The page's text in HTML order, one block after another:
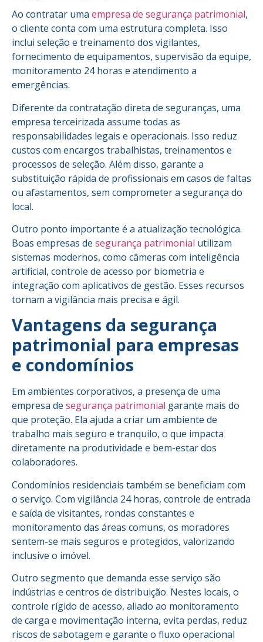
Ao contratar uma empresa de segurança patrimonial,
o cliente conta com uma estrutura completa. Isso
inclui seleção e treinamento dos vigilantes,
fornecimento de equipamentos, supervisão da equipe,
monitoramento 24 horas e atendimento a
emergências.
Diferente da contratação direta de seguranças, uma
empresa terceirizada assume todas as
responsabilidades legais e operacionais. Isso reduz
custos com encargos trabalhistas, treinamentos e
processos de seleção. Além disso, garante a
substituição rápida de profissionais em casos de faltas
ou afastamentos, sem comprometer a segurança do
local.
Outro ponto importante é a atualização tecnológica.
Boas empresas de segurança patrimonial utilizam
sistemas modernos, como câmeras com inteligência
artificial, controle de acesso por biometria e
integração com aplicativos de gestão. Esses recursos
tornam a vigilância mais precisa e ágil.
Vantagens da segurança
patrimonial para empresas
e condomínios
Em ambientes corporativos, a presença de uma
empresa de segurança patrimonial garante mais do
que proteção. Ela ajuda a criar um ambiente de
trabalho mais seguro e tranquilo, o que impacta
diretamente na produtividade e bem-estar dos
colaboradores.
Condomínios residenciais também se beneficiam com
o serviço. Com vigilância 24 horas, controle de entrada
e saída de visitantes, rondas constantes e
monitoramento das áreas comuns, os moradores
sentem-se mais seguros e protegidos, valorizando
inclusive o imóvel.
Outro segmento que demanda esse serviço são
indústrias e centros de distribuição. Nestes locais, o
controle rígido de acesso, aliado ao monitoramento
de carga e movimentação interna, evita perdas, reduz
riscos de sabotagem e garante o fluxo operacional